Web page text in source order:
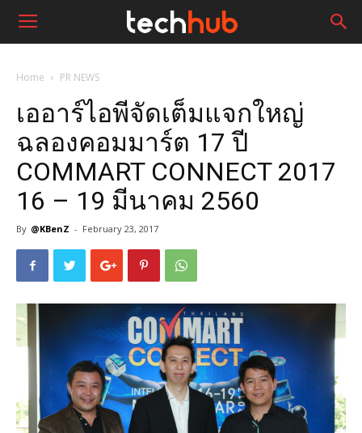
Home PR NEWS
เออาร์ไอพีจัดเต็มแจกใหญ่
ฉลองคอมมาร์ต 17 ปี
COMMART CONNECT 2017
16 – 19 มีนาคม 2560
By @KBenZ - February 23, 2017